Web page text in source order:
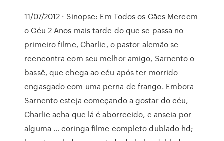
11/07/2012 · Sinopse: Em Todos os Cães Mercem
o Céu 2 Anos mais tarde do que se passa no
primeiro filme, Charlie, o pastor alemão se
reencontra com seu melhor amigo, Sarnento o
bassê, que chega ao céu após ter morrido
engasgado com uma perna de frango. Embora
Sarnento esteja começando a gostar do céu,
Charlie acha que lá é aborrecido, e anseia por
alguma … coringa filme completo dublado hd;